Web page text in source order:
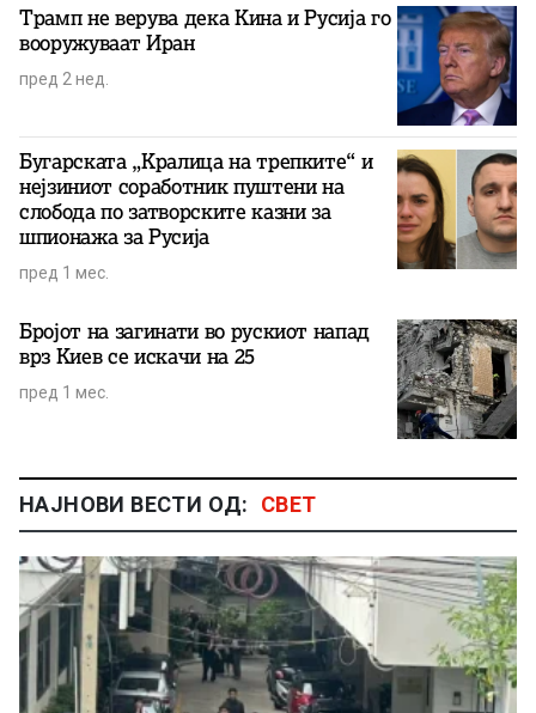
Трамп не верува дека Кина и Русија го
вооружуваат Иран
пред 2 нед.
Бугарската „Кралица на трепките“ и
нејзиниот соработник пуштени на
слобода по затворските казни за
шпионажа за Русија
пред 1 мес.
Бројот на загинати во рускиот напад
врз Киев се искачи на 25
пред 1 мес.
НАЈНОВИ ВЕСТИ ОД: СВЕТ